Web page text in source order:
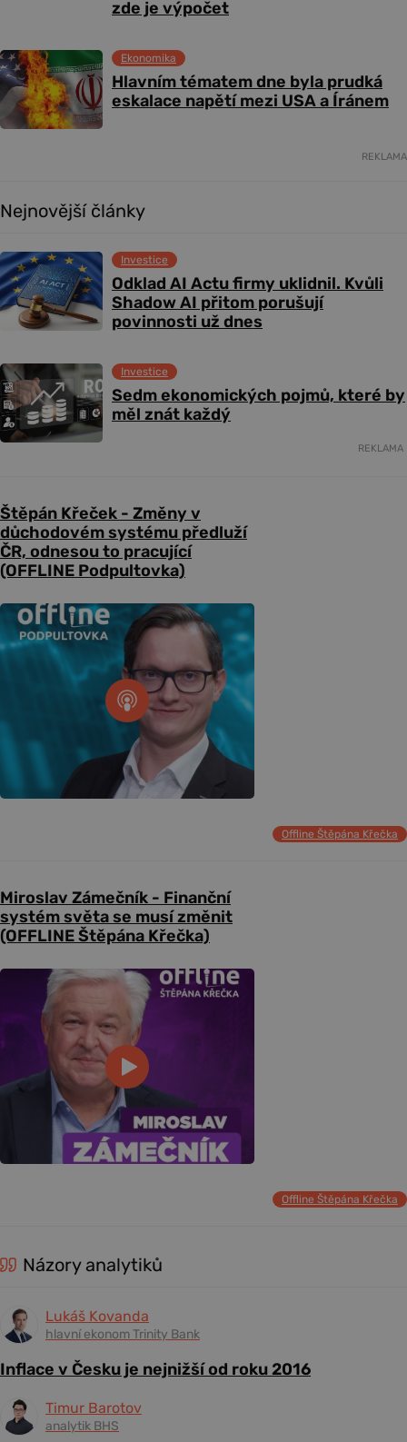
zde je výpočet
Hlavním tématem dne byla prudká
eskalace napětí mezi USA a Íránem
Ekonomika
REKLAMA
Nejnovější články
Odklad AI Actu firmy uklidnil. Kvůli
Shadow AI přitom porušují
povinnosti už dnes
Investice
Sedm ekonomických pojmů, které by
měl znát každý
Investice
REKLAMA
Štěpán Křeček - Změny v
důchodovém systému předluží
ČR, odnesou to pracující
(OFFLINE Podpultovka)
Offline Štěpána Křečka
Miroslav Zámečník - Finanční
systém světa se musí změnit
(OFFLINE Štěpána Křečka)
Offline Štěpána Křečka
Názory analytiků
Lukáš Kovanda
hlavní ekonom Trinity Bank
Inflace v Česku je nejnižší od roku 2016
Timur Barotov
analytik BHS